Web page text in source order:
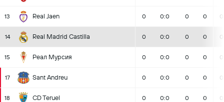
13 Real Jaen 0 0:0 0 0 0
14 Real Madrid Castilla 0 0:0 0 0 0
15 Реал Мурсия 0 0:0 0 0 0
17 Sant Andreu 0 0:0 0 0 0
18 CD Teruel 0 0:0 0 0 0